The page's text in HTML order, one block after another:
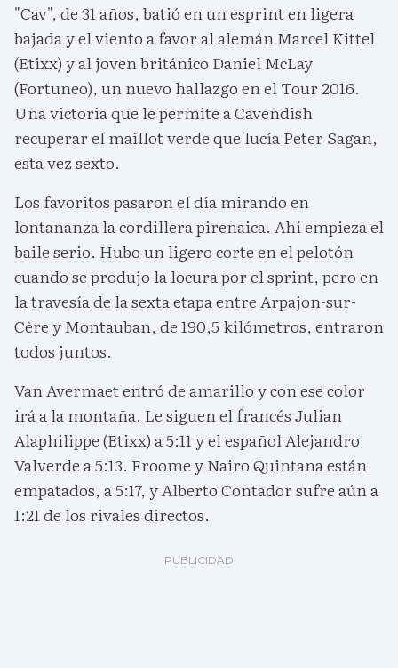
"Cav", de 31 años, batió en un esprint en ligera
bajada y el viento a favor al alemán Marcel Kittel
(Etixx) y al joven británico Daniel McLay
(Fortuneo), un nuevo hallazgo en el Tour 2016.
Una victoria que le permite a Cavendish
recuperar el maillot verde que lucía Peter Sagan,
esta vez sexto.
Los favoritos pasaron el día mirando en
lontananza la cordillera pirenaica. Ahí empieza el
baile serio. Hubo un ligero corte en el pelotón
cuando se produjo la locura por el sprint, pero en
la travesía de la sexta etapa entre Arpajon-sur-
Cère y Montauban, de 190,5 kilómetros, entraron
todos juntos.
Van Avermaet entró de amarillo y con ese color
irá a la montaña. Le siguen el francés Julian
Alaphilippe (Etixx) a 5:11 y el español Alejandro
Valverde a 5:13. Froome y Nairo Quintana están
empatados, a 5:17, y Alberto Contador sufre aún a
1:21 de los rivales directos.